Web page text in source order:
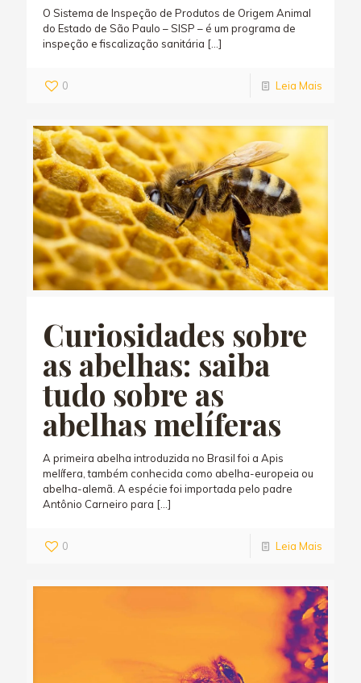
O Sistema de Inspeção de Produtos de Origem Animal
do Estado de São Paulo – SISP – é um programa de
inspeção e fiscalização sanitária […]
0 Leia Mais
Curiosidades sobre
as abelhas: saiba
tudo sobre as
abelhas melíferas
A primeira abelha introduzida no Brasil foi a Apis
melífera, também conhecida como abelha-europeia ou
abelha-alemã. A espécie foi importada pelo padre
Antônio Carneiro para […]
0 Leia Mais